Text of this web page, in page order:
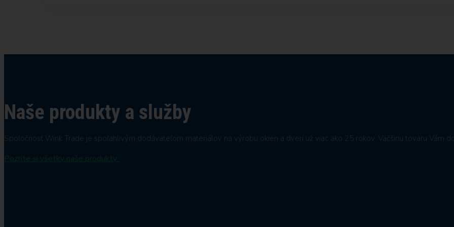
Naše produkty a služby
Spoločnosť Wink Trade je spoľahlivým dodávateľom materiálov na výrobu okien a dverí už viac ako 25 rokov. Väčšinu tovaru Vám
Pozrite si všetky naše produkty